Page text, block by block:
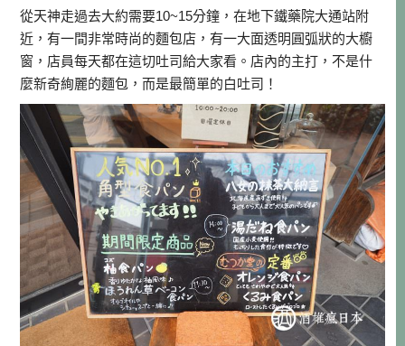
從天神走過去大約需要10~15分鐘，在地下鐵藥院大通站附
近，有一間非常時尚的麵包店，有一大面透明圓弧狀的大櫥
窗，店員每天都在這切吐司給大家看。店內的主打，不是什
麼新奇絢麗的麵包，而是最簡單的白吐司！